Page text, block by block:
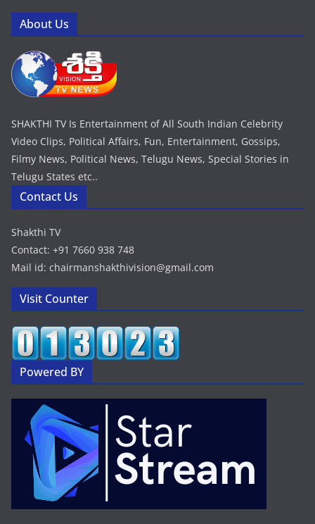
About Us
SHAKTHI TV Is Entertainment of All South Indian Celebrity
Video Clips, Political Affairs, Fun, Entertainment, Gossips,
Filmy News, Political News, Telugu News, Special Stories in
Telugu States etc..
Contact Us
Shakthi TV
Contact: +91 7660 938 748
Mail id: chairmanshakthivision@gmail.com
Visit Counter
Powered BY